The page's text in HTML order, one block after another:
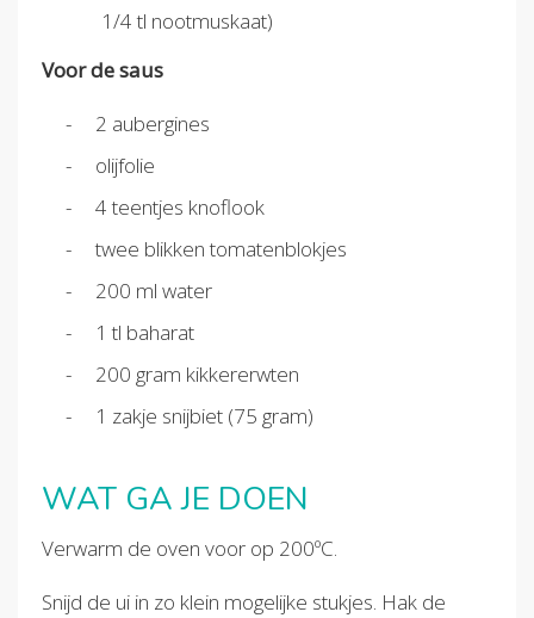
1/4 tl nootmuskaat)
Voor de saus
2 aubergines
olijfolie
4 teentjes knoflook
twee blikken tomatenblokjes
200 ml water
1 tl baharat
200 gram kikkererwten
1 zakje snijbiet (75 gram)
WAT GA JE DOEN
Verwarm de oven voor op 200ºC.
Snijd de ui in zo klein mogelijke stukjes. Hak de